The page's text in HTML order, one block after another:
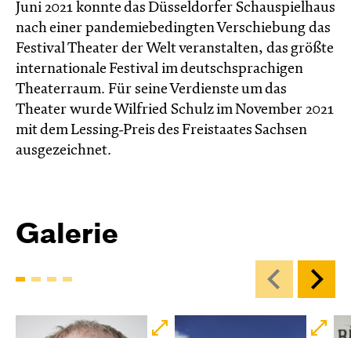
Juni 2021 konnte das Düsseldorfer Schauspielhaus
nach einer pandemiebedingten Verschiebung das
Festival Theater der Welt veranstalten, das größte
internationale Festival im deutschsprachigen
Theaterraum. Für seine Verdienste um das
Theater wurde Wilfried Schulz im November 2021
mit dem Lessing-Preis des Freistaates Sachsen
ausgezeichnet.
Galerie